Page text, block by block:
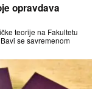
opravdava
teorije na Fakultetu
se savremenom